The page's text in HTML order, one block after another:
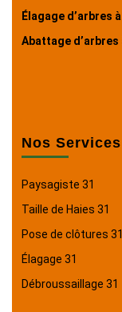
Élagage d’arbres
Abattage
Nos Services
Paysagiste 31
Taille de Haies 31
Pose de clôtures 31
Élagage 31
Débroussaillage 31